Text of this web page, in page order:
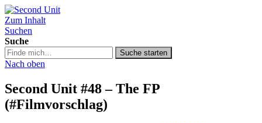
Second Unit
Zum Inhalt
Suchen
Suche
Suche
in
podcast.de/
Suche starten
Nach oben
Second Unit #48 – The FP
(#Filmvorschlag)